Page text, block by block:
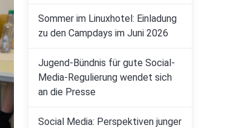
Sommer im Linuxhotel: Einladung
zu den Campdays im Juni 2026
Jugend-Bündnis für gute Social-
Media-Regulierung wendet sich
an die Presse
Social Media: Perspektiven junger